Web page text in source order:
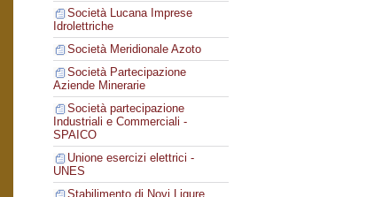
Società Lucana Imprese
Idrolettriche
Società Meridionale Azoto
Società Partecipazione
Aziende Minerarie
Società partecipazione
Industriali e Commerciali -
SPAICO
Unione esercizi elettrici -
UNES
Stabilimento di Novi Ligure